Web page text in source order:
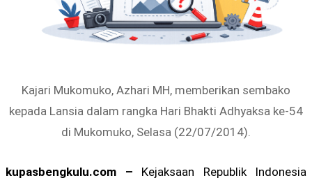
Kajari Mukomuko, Azhari MH, memberikan sembako
kepada Lansia dalam rangka Hari Bhakti Adhyaksa ke-54
di Mukomuko, Selasa (22/07/2014).
kupasbengkulu.com – Kejaksaan Republik Indonesia